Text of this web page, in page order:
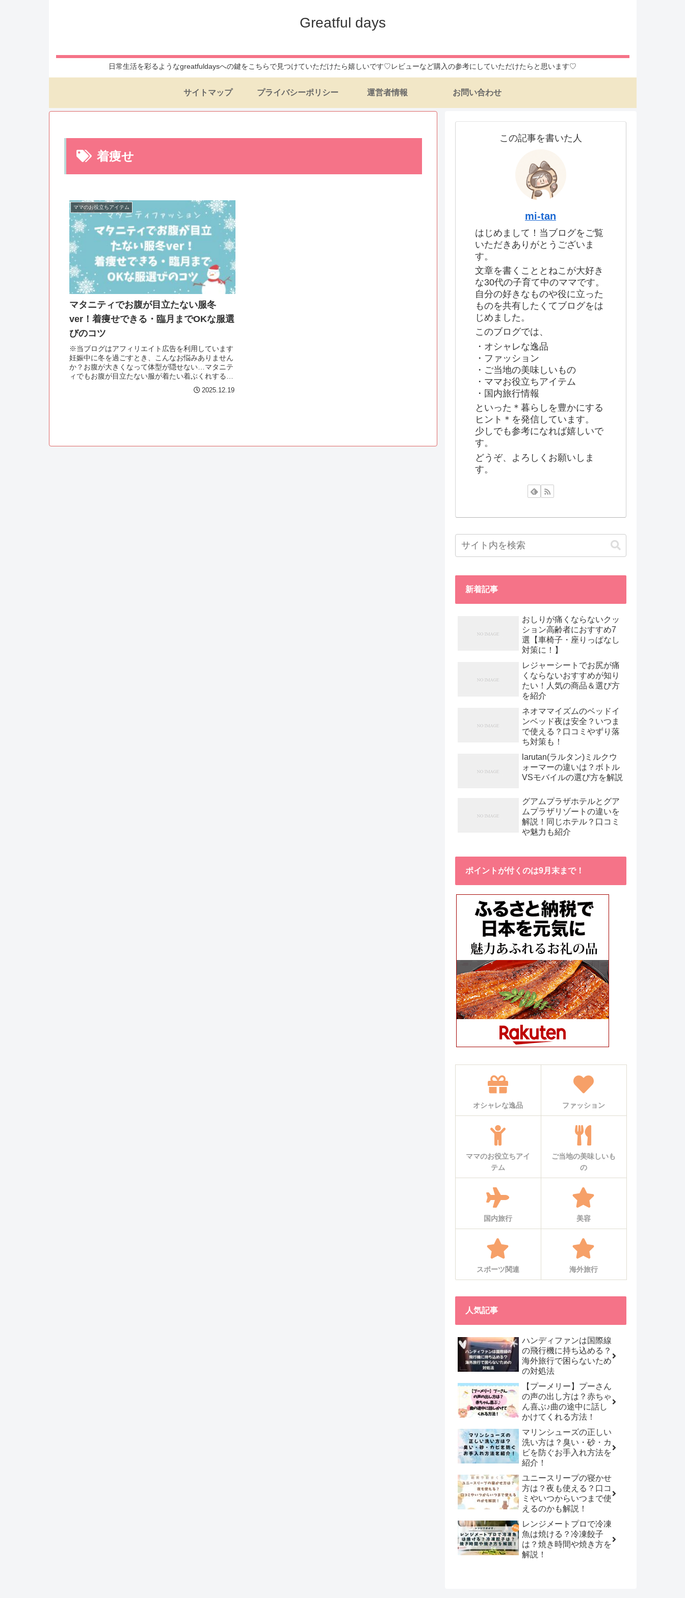
Greatful days
日常生活を彩るようなgreatfuldaysへの鍵をこちらで見つけていただけたら嬉しいです♡レビューなど購入の参考にしていただけたらと思います♡
サイトマップ プライバシーポリシー 運営者情報 お問い合わせ
着痩せ
ママのお役立ちアイテム
マタニティでお腹が目立たない服冬
ver！着痩せできる・臨月までOKな服選
びのコツ
※当ブログはアフィリエイト広告を利用しています
妊娠中に冬を過ごすとき、こんなお悩みありません
か？お腹が大きくなって体型が隠せない…マタニテ
ィでもお腹が目立たない服が着たい着ぶくれするか
ら着痩せできる服が知りたい臨月までOKな冬のマ
2025.12.19
この記事を書いた人
mi-tan
はじめまして！当ブログをご覧
いただきありがとうございま
す。
文章を書くこととねこが大好き
な30代の子育て中のママです。
自分の好きなものや役に立った
ものを共有したくてブログをは
じめました。
このブログでは、
・オシャレな逸品
・ファッション
・ご当地の美味しいもの
・ママお役立ちアイテム
・国内旅行情報
といった＊暮らしを豊かにする
ヒント＊を発信しています。
少しでも参考になれば嬉しいで
す。
どうぞ、よろしくお願いしま
す。
新着記事
おしりが痛くならないクッ
ション高齢者におすすめ7
選【車椅子・座りっぱなし
対策に！】
レジャーシートでお尻が痛
くならないおすすめが知り
たい！人気の商品＆選び方
を紹介
ネオママイズムのベッドイ
ンベッド夜は安全？いつま
で使える？口コミやずり落
ち対策も！
larutan(ラルタン)ミルクウ
ォーマーの違いは？ボトル
VSモバイルの選び方を解説
グアムプラザホテルとグア
ムプラザリゾートの違いを
解説！同じホテル？口コミ
や魅力も紹介
ポイントが付くのは9月末まで！
オシャレな逸品 ファッション
ママのお役立ちアイ
テム
ご当地の美味しいも
の
国内旅行 美容
スポーツ関連 海外旅行
人気記事
ハンディファンは国際線
の飛行機に持ち込める？
海外旅行で困らないため
の対処法
【プーメリー】プーさん
の声の出し方は？赤ちゃ
ん喜ぶ♪曲の途中に話し
かけてくれる方法！
マリンシューズの正しい
洗い方は？臭い・砂・カ
ビを防ぐお手入れ方法を
紹介！
ユニースリープの寝かせ
方は？夜も使える？口コ
ミやいつからいつまで使
えるのかも解説！
レンジメートプロで冷凍
魚は焼ける？冷凍餃子
は？焼き時間や焼き方を
解説！